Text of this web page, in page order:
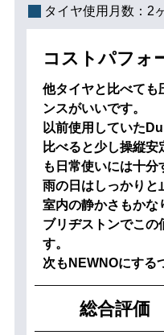
タイヤ使用月数： 2
コストパフォ
他タイヤと比べても
ンスがいいです。
以前使用していた
比べると少し操縦
も日常使いには十分
雨の日はしっかりと
室内の静かさもかな
ブリヂストンでこの
す。
次もNEWNOにする
総合評価